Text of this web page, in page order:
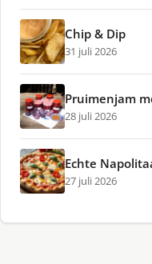
Chip & Dip
31 juli 2026
Pruimenjam
28 juli 2026
Echte
27 juli 2026